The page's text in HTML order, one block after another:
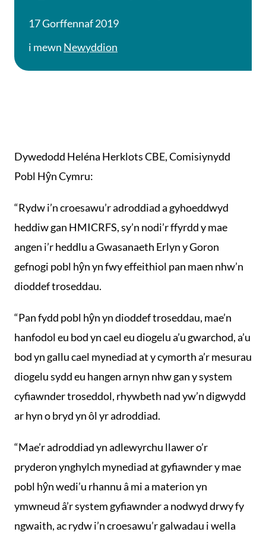
17 Gorffennaf 2019
i mewn Newyddion
Dywedodd Heléna Herklots CBE, Comisiynydd
Pobl Hŷn Cymru:
“Rydw i’n croesawu’r adroddiad a gyhoeddwyd
heddiw gan HMICRFS, sy’n nodi’r ffyrdd y mae
angen i’r heddlu a Gwasanaeth Erlyn y Goron
gefnogi pobl hŷn yn fwy effeithiol pan maen nhw’n
dioddef troseddau.
“Pan fydd pobl hŷn yn dioddef troseddau, mae’n
hanfodol eu bod yn cael eu diogelu a’u gwarchod, a’u
bod yn gallu cael mynediad at y cymorth a’r mesurau
diogelu sydd eu hangen arnyn nhw gan y system
cyfiawnder troseddol, rhywbeth nad yw’n digwydd
ar hyn o bryd yn ôl yr adroddiad.
“Mae’r adroddiad yn adlewyrchu llawer o’r
pryderon ynghylch mynediad at gyfiawnder y mae
pobl hŷn wedi’u rhannu â mi a materion yn
ymwneud â’r system gyfiawnder a nodwyd drwy fy
ngwaith, ac rydw i’n croesawu’r galwadau i wella